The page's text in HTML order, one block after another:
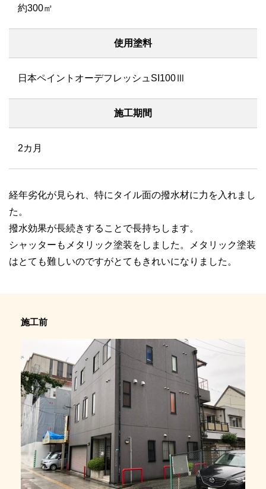
約300㎡
使用塗料
日本ペイントオーデフレッシュSI100Ⅲ
施工期間
2カ月
経年劣化が見られ、特にタイル面の撥水材に力を入れまし
た。
撥水効果が長続きすることで長持ちします。
シャッターもメタリック塗装をしました。メタリック塗装
はとても難しいのですがとてもきれいになりました。
施工前